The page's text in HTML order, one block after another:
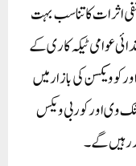
اثرات کا تناسب بہت
عوامی ٹیکہ کاری کے
اور کوویکسن کی بازار میں
وی اور کوربی ویکس
رہیں گے۔